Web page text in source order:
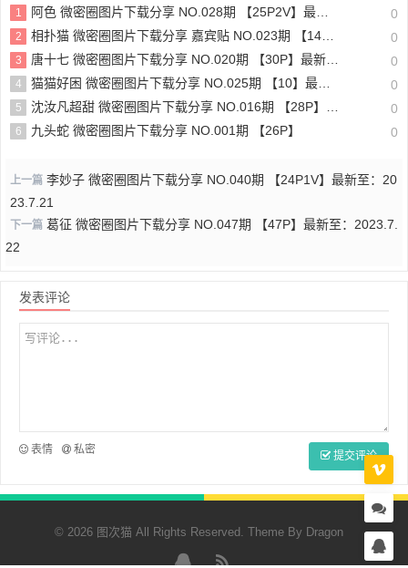
1 阿色 微密圈图片下载分享 NO.028期 【25P2V】最新至：2024.6.13 0
2 相扑猫 微密圈图片下载分享 嘉宾贴 NO.023期 【14P】最新至：2023.6.26 0
3 唐十七 微密圈图片下载分享 NO.020期 【30P】最新至：2024.6.19 0
4 猫猫好困 微密圈图片下载分享 NO.025期 【10】最新至：2023.6.28 0
5 沈汝凡超甜 微密圈图片下载分享 NO.016期 【28P】最新至：2024.6.29 0
6 九头蛇 微密圈图片下载分享 NO.001期 【26P】 0
上一篇 李妙子 微密圈图片下载分享 NO.040期 【24P1V】最新至：20
23.7.21
下一篇 葛征 微密圈图片下载分享 NO.047期 【47P】最新至：2023.7.
22
发表评论
表情 私密 提交评论
© 2026 图次猫 All Rights Reserved. Theme By Dragon